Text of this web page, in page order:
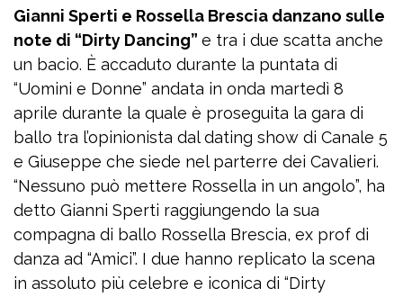
Gianni Sperti e Rossella Brescia danzano sulle
note di “Dirty Dancing” e tra i due scatta anche
un bacio. È accaduto durante la puntata di
“Uomini e Donne” andata in onda martedì 8
aprile durante la quale è proseguita la gara di
ballo tra l’opinionista dal dating show di Canale 5
e Giuseppe che siede nel parterre dei Cavalieri.
“Nessuno può mettere Rossella in un angolo”, ha
detto Gianni Sperti raggiungendo la sua
compagna di ballo Rossella Brescia, ex prof di
danza ad “Amici”. I due hanno replicato la scena
in assoluto più celebre e iconica di “Dirty